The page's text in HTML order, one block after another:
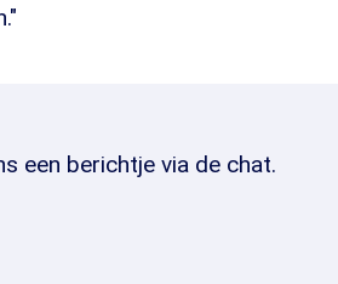
een berichtje via de chat.